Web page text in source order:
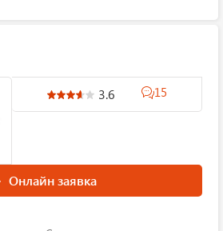
3.6 15
Онлайн заявка